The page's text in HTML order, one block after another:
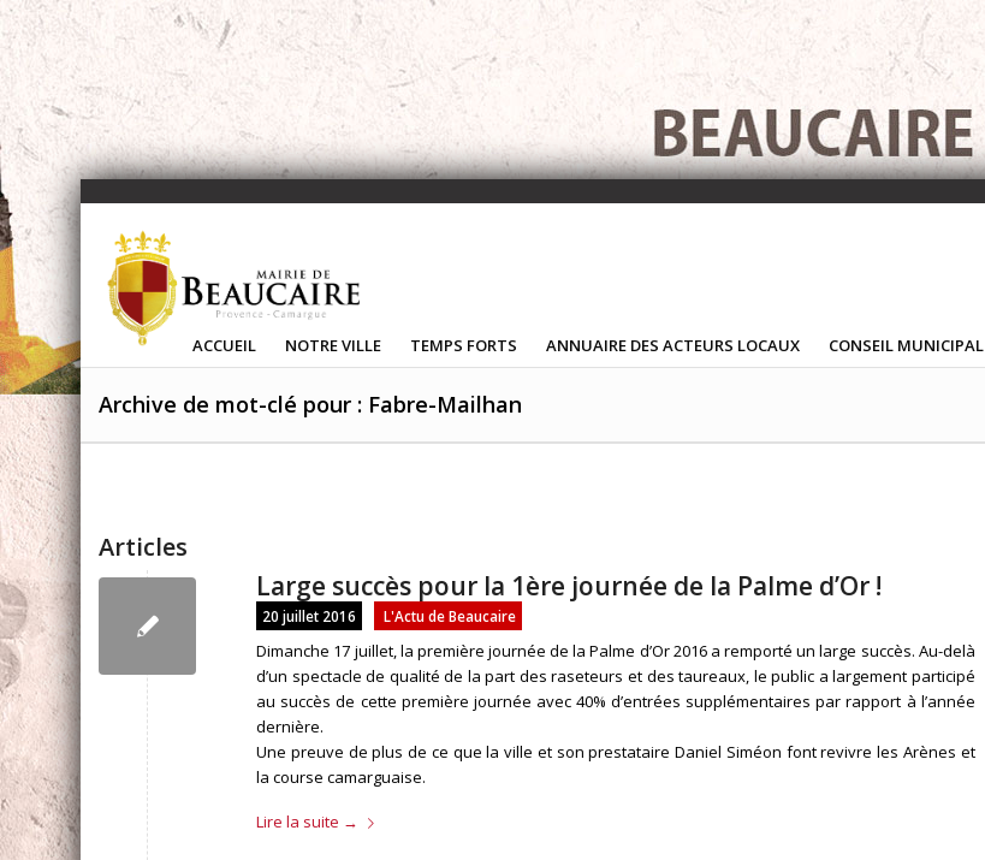
ACCUEIL NOTRE VILLE TEMPS FORTS ANNUAIRE DES ACTEURS LOCAUX CONSEIL MUNICIPAL
Archive de mot-clé pour : Fabre-Mailhan
Articles
Large succès pour la 1ère journée de la Palme d’Or !
20 juillet 2016 L'Actu de Beaucaire
Dimanche 17 juillet, la première journée de la Palme d’Or 2016 a remporté un large succès. Au-delà
d’un spectacle de qualité de la part des raseteurs et des taureaux, le public a largement participé
au succès de cette première journée avec 40% d’entrées supplémentaires par rapport à l’année
dernière.
Une preuve de plus de ce que la ville et son prestataire Daniel Siméon font revivre les Arènes et
la course camarguaise.
Lire la suite →